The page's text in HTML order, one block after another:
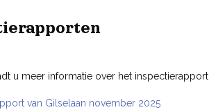
u meer informatie over het inspectierapport.
van Gilselaan november 2025